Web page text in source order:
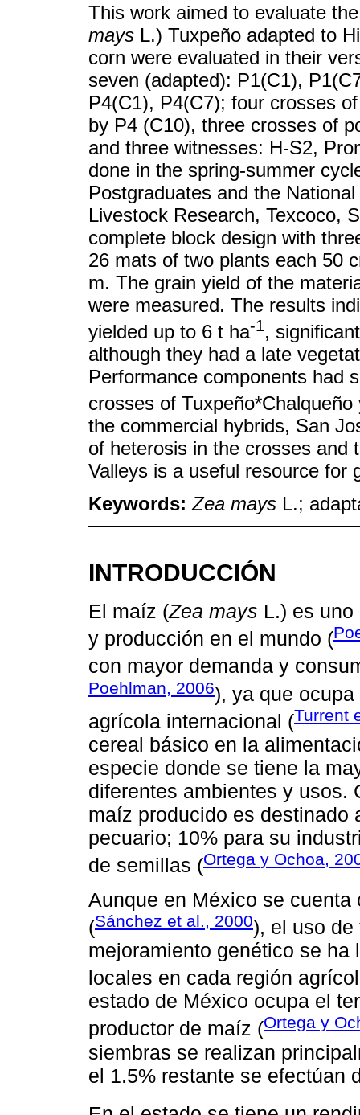
This work aimed to evaluate
mays L.) Tuxpeño adapted to
corn were evaluated in their
seven (adapted): P1(C1),
P4(C1), P4(C7); four crosses
by P4 (C10), three crosses of
and three witnesses: H-S2,
done in the spring-summer
Postgraduates and the
Livestock Research, Texcoco,
complete block design with
26 mats of two plants each 50
m. The grain yield of the
were measured. The results
yielded up to 6 t ha-1,
although they had a late
Performance components had
crosses of
the commercial hybrids, San
of heterosis in the crosses and
Valleys is a useful resource for
Keywords:Zea mays L.;
INTRODUCCIÓN
El maíz (Zea mays L.) es
y producción en el mundo (
con mayor demanda y
Poehlman, 2006), ya que
agrícola internacional (Turrent
cereal básico en la
especie donde se tiene la
diferentes ambientes y usos.
maíz producido es destinado
pecuario; 10% para su
de semillas (Ortega y Ochoa,
Aunque en México se
(Sánchez et al., 2000), el uso de
mejoramiento genético se
locales en cada región
estado de México ocupa el
productor de maíz (Ortega y
siembras se realizan
el 1.5% restante se efectúan